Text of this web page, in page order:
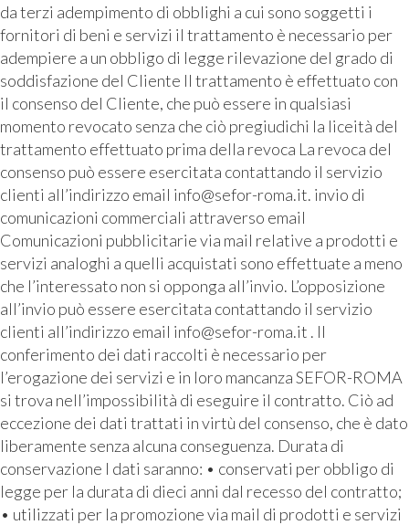
da terzi adempimento di obblighi a cui sono soggetti i
fornitori di beni e servizi il trattamento è necessario per
adempiere a un obbligo di legge rilevazione del grado di
soddisfazione del Cliente Il trattamento è effettuato con
il consenso del Cliente, che può essere in qualsiasi
momento revocato senza che ciò pregiudichi la liceità del
trattamento effettuato prima della revoca La revoca del
consenso può essere esercitata contattando il servizio
clienti all’indirizzo email info@sefor-roma.it. invio di
comunicazioni commerciali attraverso email
Comunicazioni pubblicitarie via mail relative a prodotti e
servizi analoghi a quelli acquistati sono effettuate a meno
che l’interessato non si opponga all’invio. L’opposizione
all’invio può essere esercitata contattando il servizio
clienti all’indirizzo email info@sefor-roma.it . Il
conferimento dei dati raccolti è necessario per
l’erogazione dei servizi e in loro mancanza SEFOR-ROMA
si trova nell’impossibilità di eseguire il contratto. Ciò ad
eccezione dei dati trattati in virtù del consenso, che è dato
liberamente senza alcuna conseguenza. Durata di
conservazione I dati saranno: • conservati per obbligo di
legge per la durata di dieci anni dal recesso del contratto;
• utilizzati per la promozione via mail di prodotti e servizi